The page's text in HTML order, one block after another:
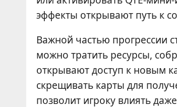
эффекты открывают путь к
Важной частью прогрессии
можно тратить ресурсы,
открывают доступ к новым
скрещивать карты для
позволит игроку влиять